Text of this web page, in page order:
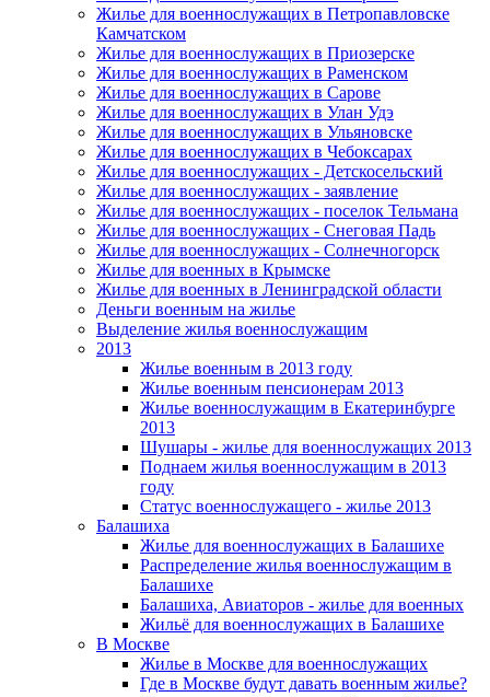
Жилье для военнослужащих в Петропавловске
Камчатском
Жилье для военнослужащих в Приозерске
Жилье для военнослужащих в Раменском
Жилье для военнослужащих в Сарове
Жилье для военнослужащих в Улан Удэ
Жилье для военнослужащих в Ульяновске
Жилье для военнослужащих в Чебоксарах
Жилье для военнослужащих - Детскосельский
Жилье для военнослужащих - заявление
Жилье для военнослужащих - поселок Тельмана
Жилье для военнослужащих - Снеговая Падь
Жилье для военнослужащих - Солнечногорск
Жилье для военных в Крымске
Жилье для военных в Ленинградской области
Деньги военным на жилье
Выделение жилья военнослужащим
2013
Жилье военным в 2013 году
Жилье военным пенсионерам 2013
Жилье военнослужащим в Екатеринбурге
2013
Шушары - жилье для военнослужащих 2013
Поднаем жилья военнослужащим в 2013
году
Статус военнослужащего - жилье 2013
Балашиха
Жилье для военнослужащих в Балашихе
Распределение жилья военнослужащим в
Балашихе
Балашиха, Авиаторов - жилье для военных
Жильё для военнослужащих в Балашихе
В Москве
Жилье в Москве для военнослужащих
Где в Москве будут давать военным жилье?